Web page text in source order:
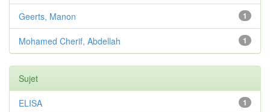
1
Geerts, Manon
1
Mohamed Cherif, Abdellah
Sujet
1
ELISA